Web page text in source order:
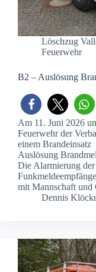
Löschzug
Feuerwehr
B2 – Auslösung
Am 11. Juni 2026
Feuerwehr der
einem
Auslösung
Die Alarmierung
mit Mannschaft
Dennis